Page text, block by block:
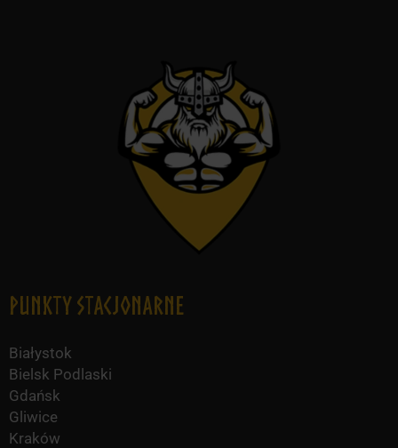
Punkty Stacjonarne
Białystok
Bielsk Podlaski
Gdańsk
Gliwice
Kraków